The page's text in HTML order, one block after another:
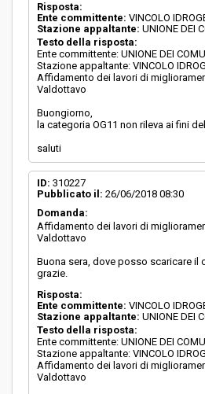
Risposta:
Ente committente: VINCOLO
Stazione appaltante: UNIONE DEI
Testo della risposta:
Ente committente: UNIONE DEI
Stazione appaltante: VINCOLO
Affidamento dei lavori di
Valdottavo
Buongiorno,
la categoria OG11 non rileva ai fini
saluti
ID: 310227
Pubblicato il: 26/06/2018 08:30
Domanda:
Affidamento dei lavori di
Valdottavo
Buona sera, dove posso scaricare il
grazie.
Risposta:
Ente committente: VINCOLO
Stazione appaltante: UNIONE DEI
Testo della risposta:
Ente committente: UNIONE DEI
Stazione appaltante: VINCOLO
Affidamento dei lavori di
Valdottavo